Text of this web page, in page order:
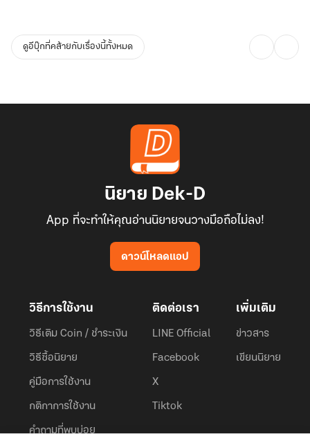
ดูอีบุ๊กที่คล้ายกับเรื่องนี้ทั้งหมด
นิยาย Dek-D
App ที่จะทำให้คุณอ่านนิยายจนวางมือถือไม่ลง!
ดาวน์โหลดแอป
วิธีการใช้งาน
วิธีเติม Coin / ชำระเงิน
วิธีซื้อนิยาย
คู่มือการใช้งาน
กติกาการใช้งาน
คำถามที่พบบ่อย
ติดต่อเรา
LINE Official
Facebook
X
Tiktok
เพิ่มเติม
ข่าวสาร
เขียนนิยาย